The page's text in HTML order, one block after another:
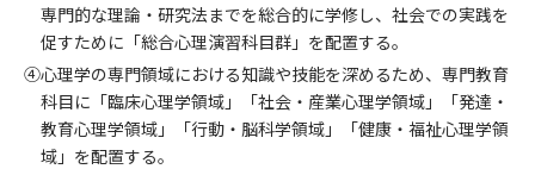
専門的な理論・研究法までを総合的に学修し、社会での実践を
促すために「総合心理演習科目群」を配置する。
④心理学の専門領域における知識や技能を深めるため、専門教育
科目に「臨床心理学領域」「社会・産業心理学領域」「発達・
教育心理学領域」「行動・脳科学領域」「健康・福祉心理学領
域」を配置する。